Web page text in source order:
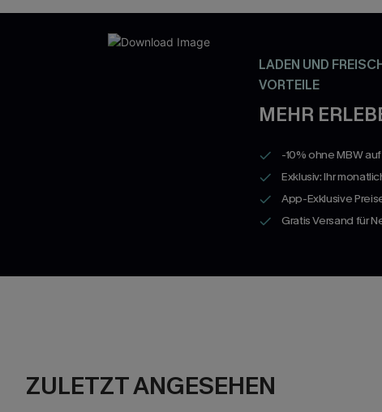
LADEN UND
VORTEILE
MEHR
-10% ohne MBW
Exklusiv: Ihr
App-Exklusive
Gratis Versand für
ZULETZT ANGESEHEN